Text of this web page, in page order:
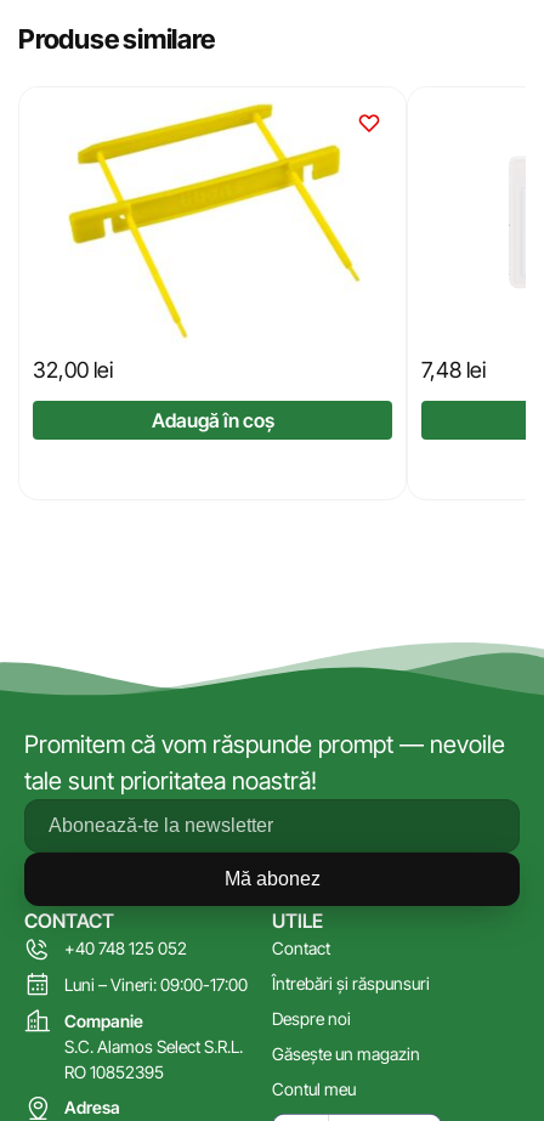
Produse similare
32,00 lei
Adaugă în coș
7,48 lei
Promitem că vom răspunde prompt — nevoile
tale sunt prioritatea noastră!
Mă abonez
UTILE
Contact
Întrebări și răspunsuri
Despre noi
Găsește un magazin
Contul meu
CONTACT
+40 748 125 052
Luni – Vineri: 09:00-17:00
Companie
S.C. Alamos Select S.R.L.
RO 10852395
Adresa